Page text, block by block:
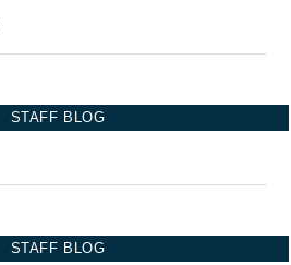
STAFF BLOG
STAFF BLOG